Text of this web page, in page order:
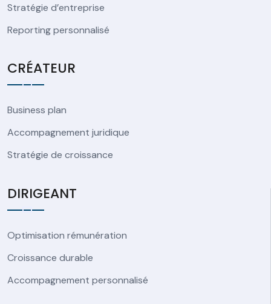
Stratégie d’entreprise
Reporting personnalisé
CRÉATEUR
Business plan
Accompagnement juridique
Stratégie de croissance
DIRIGEANT
Optimisation rémunération
Croissance durable
Accompagnement personnalisé